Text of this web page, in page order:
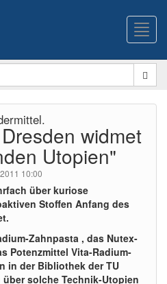
widmet
Utopien"
10:00
über kuriose
Stoffen Anfang des
Zahnpasta , das Nutex-
Potenzmittel Vita-Radium-
in der Bibliothek der TU
solche Technik-Utopien